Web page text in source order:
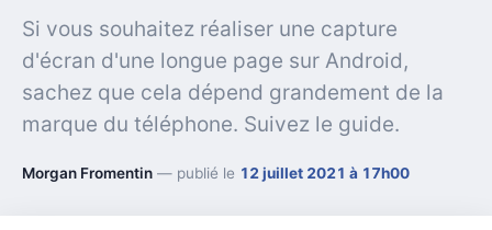
Si vous souhaitez réaliser une capture
d'écran d'une longue page sur Android,
sachez que cela dépend grandement de la
marque du téléphone. Suivez le guide.
Morgan Fromentin — publié le 12 juillet 2021 à 17h00